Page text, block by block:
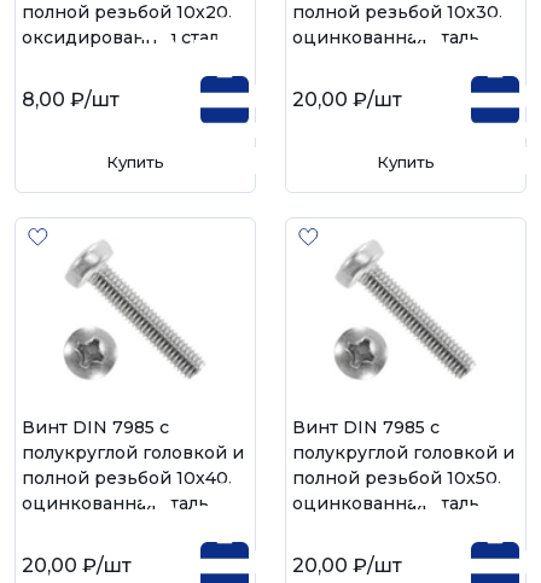
полной резьбой 10х20,
оксидированная сталь
8,00 ₽/шт
Купить
полной резьбой 10х30,
оцинкованная сталь
20,00 ₽/шт
Купить
Винт DIN 7985 с
полукруглой головкой и
полной резьбой 10х40,
оцинкованная сталь
20,00 ₽/шт
Винт DIN 7985 с
полукруглой головкой и
полной резьбой 10х50,
оцинкованная сталь
20,00 ₽/шт